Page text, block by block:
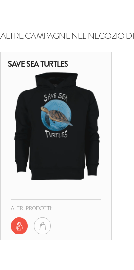
ALTRE CAMPAGNE NEL NEGOZIO DI
SAVE SEA TURTLES
ALTRI PRODOTTI: